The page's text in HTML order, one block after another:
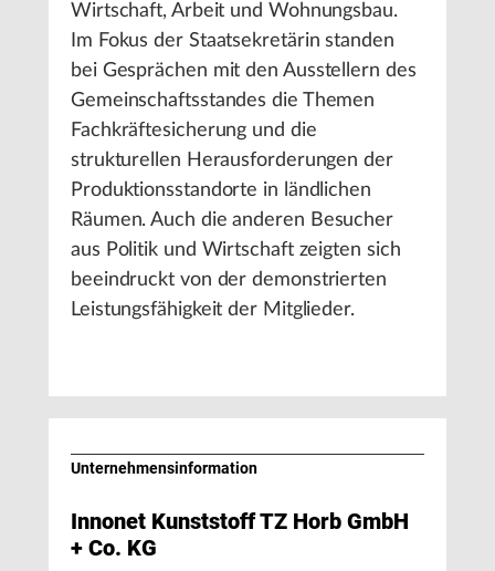
Wirtschaft, Arbeit und Wohnungsbau.
Im Fokus der Staatsekretärin standen
bei Gesprächen mit den Ausstellern des
Gemeinschaftsstandes die Themen
Fachkräftesicherung und die
strukturellen Herausforderungen der
Produktionsstandorte in ländlichen
Räumen. Auch die anderen Besucher
aus Politik und Wirtschaft zeigten sich
beeindruckt von der demonstrierten
Leistungsfähigkeit der Mitglieder.
Unternehmens­information
Innonet Kunststoff TZ Horb GmbH
+ Co. KG